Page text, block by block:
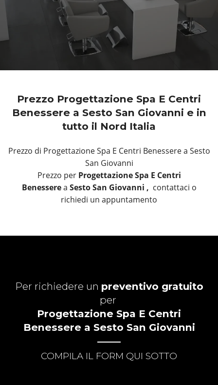
Prezzo Progettazione Spa E Centri
Benessere a Sesto San Giovanni e in
tutto il Nord Italia
Prezzo di Progettazione Spa E Centri Benessere a Sesto
San Giovanni
Prezzo perProgettazione Spa E Centri
Benesserea Sesto San Giovanni , contattaci o
richiedi un appuntamento
Per richiedere un preventivo gratuito
per
Progettazione Spa E Centri
Benessere a Sesto San Giovanni
COMPILA IL FORM QUI SOTTO